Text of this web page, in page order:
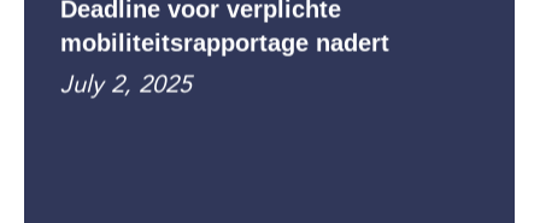
Deadline voor verplichte
mobiliteitsrapportage nadert
July 2, 2025